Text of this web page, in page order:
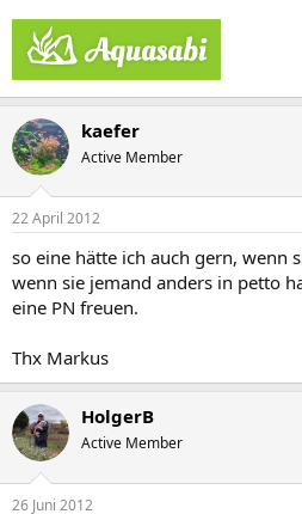
kaefer
Active Member
22 April 2012
so eine hätte ich auch gern, wenn
wenn sie jemand anders in petto
eine PN freuen.
Thx Markus
HolgerB
Active Member
26 Juni 2012